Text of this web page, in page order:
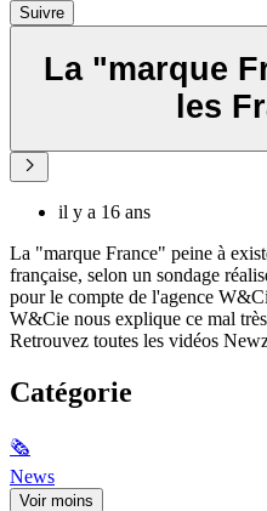
Suivre
La "marque
les
il y a 16 ans
La "marque France" peine à
française, selon un sondage
pour le compte de l'agence
W&Cie nous explique ce mal
Retrouvez toutes les vidéos
Catégorie
🗞
News
Voir moins